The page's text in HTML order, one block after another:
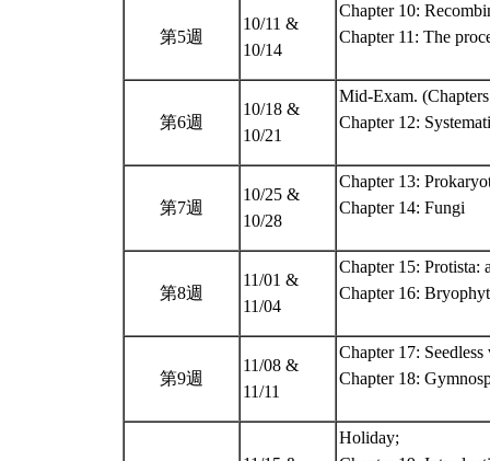
第5週
10/11 &
10/14
Chapter 10:
Chapter 11: The
第6週
10/18 &
10/21
Mid-Exam.
Chapter 12:
第7週
10/25 &
10/28
Chapter 13:
Chapter 14: Fungi
第8週
11/01 &
11/04
Chapter 15: Protista:
Chapter 16:
第9週
11/08 &
11/11
Chapter 17: Seedless
Chapter 18:
Holiday;